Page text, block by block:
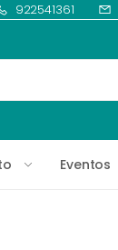
922541361
Eventos